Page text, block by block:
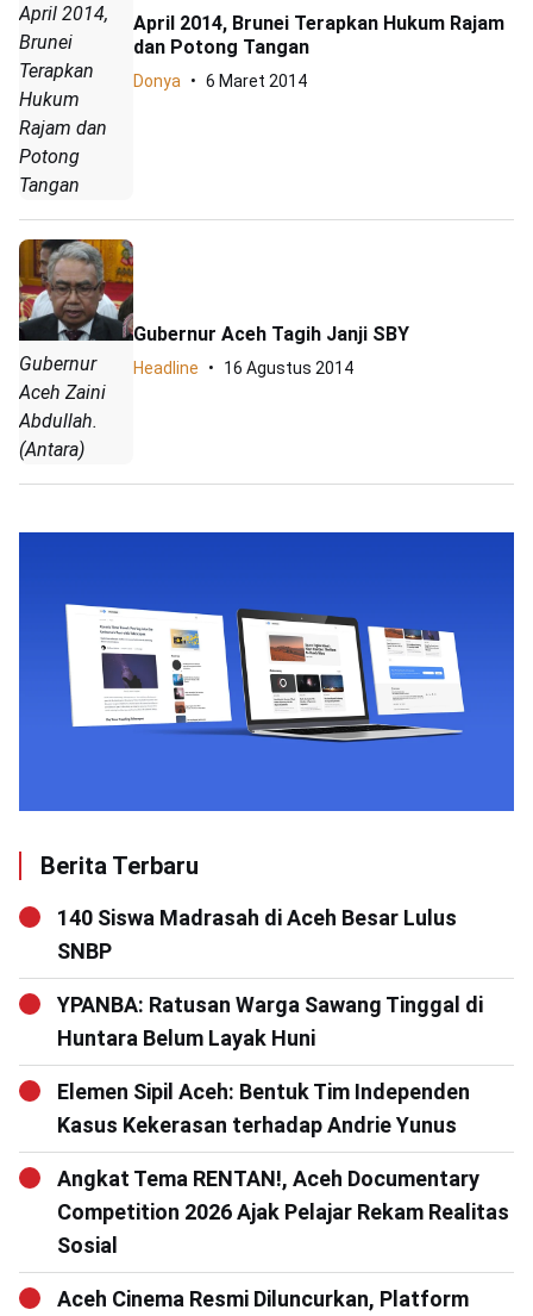
April 2014,
Brunei
Terapkan
Hukum
Rajam dan
Potong
Tangan
April 2014, Brunei Terapkan Hukum Rajam
dan Potong Tangan
Donya 6 Maret 2014
Gubernur
Aceh Zaini
Abdullah.
(Antara)
Gubernur Aceh Tagih Janji SBY
Headline 16 Agustus 2014
Berita Terbaru
140 Siswa Madrasah di Aceh Besar Lulus
SNBP
YPANBA: Ratusan Warga Sawang Tinggal di
Huntara Belum Layak Huni
Elemen Sipil Aceh: Bentuk Tim Independen
Kasus Kekerasan terhadap Andrie Yunus
Angkat Tema RENTAN!, Aceh Documentary
Competition 2026 Ajak Pelajar Rekam Realitas
Sosial
Aceh Cinema Resmi Diluncurkan, Platform